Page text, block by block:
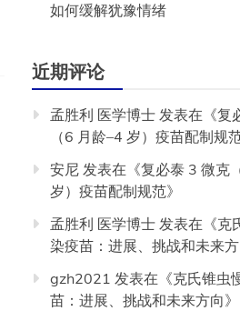
如何缓解犹豫情绪
近期评论
孟胜利 医学博士 发表在《复
（6 月龄–4 岁）疫苗配制规
安尼 发表在《复必泰 3 微克
岁）疫苗配制规范》
孟胜利 医学博士 发表在《克
染疫苗：进展、挑战和未来
gzh2021 发表在《克氏锥虫
苗：进展、挑战和未来方向》